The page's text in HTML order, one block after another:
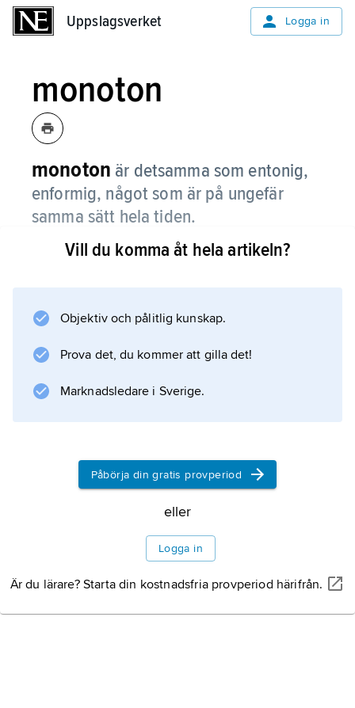
Uppslagsverket Logga in
monoton
monoton är detsamma som entonig,
enformig, något som är på ungefär
samma sätt hela tiden.
En arbetsuppgift kan bli monoton om man
Information om artikeln
Vill du komma åt hela artikeln?
Objektiv och pålitlig kunskap.
Prova det, du kommer att gilla det!
Marknadsledare i Sverige.
Påbörja din gratis provperiod
eller
Logga in
Är du lärare? Starta din kostnadsfria provperiod härifrån.